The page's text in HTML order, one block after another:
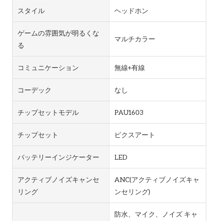
スタイル ヘッドホン
ゲームの雰囲気が明るくな
る
マルチカラー
コミュニケーション 無線+有線
コーデック なし
チップセットモデル PAU1603
チップセット ピクスアート
バッテリーインジケーター LED
アクティブノイズキャンセ
リング
ANC(アクティブノイズキャ
ンセリング)
防水、マイク、ノイズ キャ